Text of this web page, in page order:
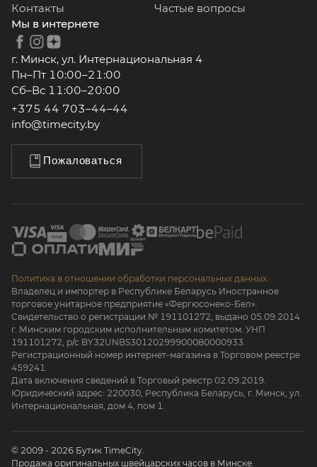
Контакты
Частые вопросы
Мы в интернете
г. Минск, ул. Интернациональная 4
Пн–Пт 10:00–21:00
Сб–Вс 11:00–20:00
+375 44 703–44–44
info@timecity.by
Пожаловаться
Политика в отношении обработки персональных данных.
Владелец и импортер в Республике Беларусь Иностранное
торговое унитарное предприятие «Фергюсонеко-Бел».
Свидетельство о регистрации № 191101272, выдано 05.09.2014
г. Минским городским исполнительным комитетом. УНП
191101272, р/с BY32UNBS30120299900080000933.
Регистрационный номер интернет-магазина в Торговом реестре
459241.
Дата включения сведений в Торговый реестр 02.09.2019.
Юридический адрес: 220030, Республика Беларусь, г. Минск, ул.
Интернациональная, дом 4, пом 1.
© 2009 - 2026 Бутик TimeCity.
Продажа оригинальных швейцарских часов в Минске.